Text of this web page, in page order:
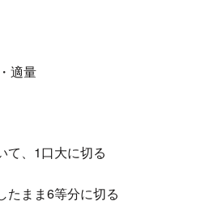
適量
て、1口大に切る
たまま6等分に切る